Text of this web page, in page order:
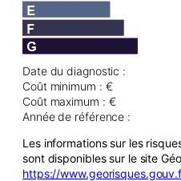
Date du diagnostic :
Coût minimum : €
Coût maximum : €
Année de référence :
Les informations sur les
sont disponibles sur le site
https://